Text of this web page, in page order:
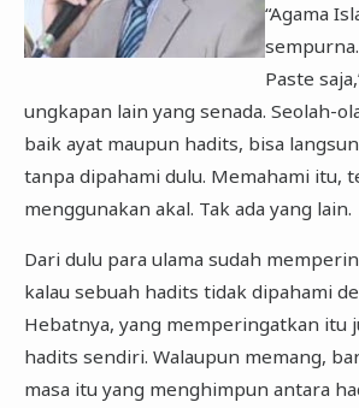
“Agama
Paste
ungkapan lain yang senada. Seolah-
baik ayat maupun hadits, bisa
tanpa dipahami dulu. Memahami itu,
menggunakan akal. Tak ada yang lain.
Dari dulu para ulama sudah
kalau sebuah hadits tidak dipahami
Hebatnya, yang memperingatkan itu
hadits sendiri. Walaupun memang,
masa itu yang menghimpun antara